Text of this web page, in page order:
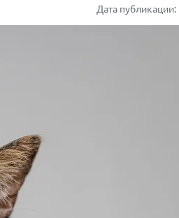
Дата публикации: